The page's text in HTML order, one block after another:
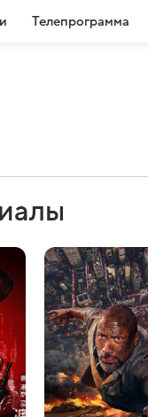
Телепрограмма